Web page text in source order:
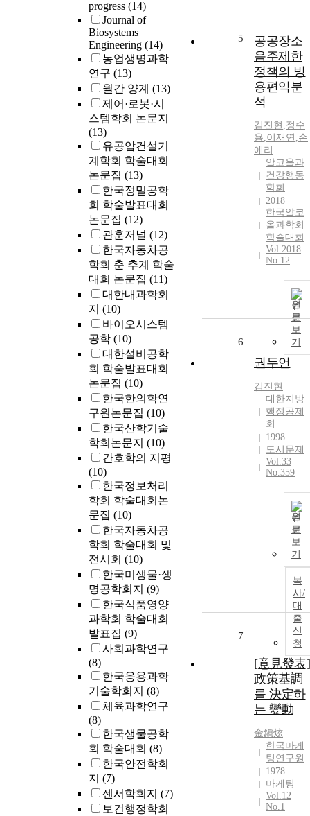
progress (14)
Journal of
Biosystems
Engineering (14)
농업생명과학
연구 (13)
월간 양계 (13)
제어·로봇·시
스템학회 논문지
(13)
유공압건설기
계학회 학술대회
논문집 (13)
한국정밀공학
회 학술발표대회
논문집 (12)
관훈저널 (12)
한국자동차공
학회 춘 추계 학술
대회 논문집 (11)
대한내과학회
지 (10)
바이오시스템
공학 (10)
대한설비공학
회 학술발표대회
논문집 (10)
한국한의학연
구원논문집 (10)
한국산학기술
학회논문지 (10)
간호학의 지평
(10)
한국정보처리
학회 학술대회논
문집 (10)
한국자동차공
학회 학술대회 및
전시회 (10)
한국미생물·생
명공학회지 (9)
한국식품영양
과학회 학술대회
발표집 (9)
사회과학연구
(8)
한국응용과학
기술학회지 (8)
체육과학연구
(8)
한국생물공학
회 학술대회 (8)
한국안전학회
지 (7)
센서학회지 (7)
보건행정학회
5
공공장소
음주제한
정책의 빙
용편익분
석
김진현 ,정수
용,이재연 ,손
애리
알코올과
건강행동
학회
2018
한국알코
올과학회
학술대회
Vol.2018
No.12
원
문
보
기
6
권두언
김진현
대한지방
행정공제
회
1998
도시문제
Vol.33
No.359
원
문
보
기
복
사/
대
출
신
청
7
[意見發表]
政策基調
를 決定하
는 變動
金鎭炫
한국마케
팅연구원
1978
마케팅
Vol.12
No.1